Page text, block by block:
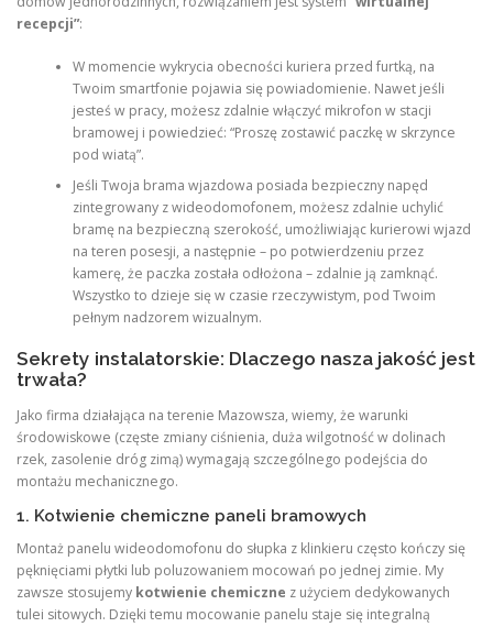
recepcji”:
W momencie wykrycia obecności kuriera przed furtką, na
Twoim smartfonie pojawia się powiadomienie. Nawet jeśli
jesteś w pracy, możesz zdalnie włączyć mikrofon w stacji
bramowej i powiedzieć: “Proszę zostawić paczkę w skrzynce
pod wiatą”.
Jeśli Twoja brama wjazdowa posiada bezpieczny napęd
zintegrowany z wideodomofonem, możesz zdalnie uchylić
bramę na bezpieczną szerokość, umożliwiając kurierowi wjazd
na teren posesji, a następnie – po potwierdzeniu przez
kamerę, że paczka została odłożona – zdalnie ją zamknąć.
Wszystko to dzieje się w czasie rzeczywistym, pod Twoim
pełnym nadzorem wizualnym.
Sekrety instalatorskie: Dlaczego nasza jakość jest
trwała?
Jako firma działająca na terenie Mazowsza, wiemy, że warunki
środowiskowe (częste zmiany ciśnienia, duża wilgotność w dolinach
rzek, zasolenie dróg zimą) wymagają szczególnego podejścia do
montażu mechanicznego.
1. Kotwienie chemiczne paneli bramowych
Montaż panelu wideodomofonu do słupka z klinkieru często kończy się
pęknięciami płytki lub poluzowaniem mocowań po jednej zimie. My
zawsze stosujemy kotwienie chemiczne z użyciem dedykowanych
tulei sitowych. Dzięki temu mocowanie panelu staje się integralną